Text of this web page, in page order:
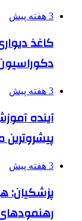
3 هفته پیش
کاغذ
3 هفته پیش
آینده
3 هفته پیش
پزشکیان: